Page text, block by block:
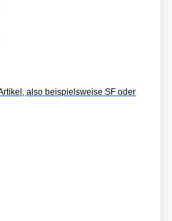
also beispielsweise SF oder